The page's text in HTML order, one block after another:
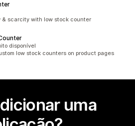
scarcity with low stock counter
disponível
low stock counters on product pages
uma